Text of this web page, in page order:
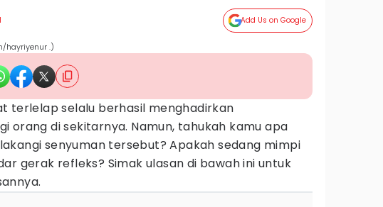
Add Us on Google
hayriyenur .)
terlelap selalu berhasil menghadirkan
orang di sekitarnya. Namun, tahukah kamu apa
senyuman tersebut? Apakah sedang mimpi
gerak refleks? Simak ulasan di bawah ini untuk